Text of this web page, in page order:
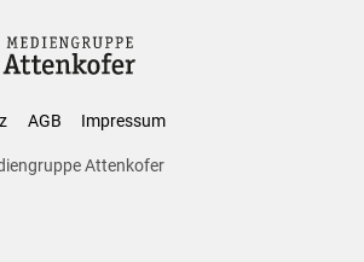
AGB Impressum
Attenkofer